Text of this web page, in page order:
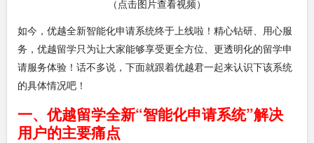
（点击图片查看视频）
如今，优越全新智能化申请系统终于上线啦！精心钻研、用心服
务，优越留学只为让大家能够享受更全方位、更透明化的留学申
请服务体验！话不多说，下面就跟着优越君一起来认识下该系统
的具体情况吧！
一、优越留学全新“智能化申请系统”解决
用户的主要痛点